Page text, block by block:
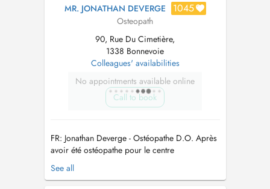
MR. JONATHAN DEVERGE 1045
Osteopath
90, Rue Du Cimetière,
1338 Bonnevoie
Colleagues' availabilities
No appointments available online
Call to book
FR: Jonathan Deverge - Ostéopathe D.O. Après
avoir été ostéopathe pour le centre
d'entraînement du FC Porto, puis pour son
équipe professionnelle, Jonathan est revenu en
See all